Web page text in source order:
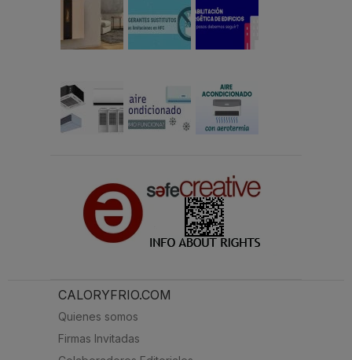
CALORYFRIO.COM
Quienes somos
Firmas Invitadas